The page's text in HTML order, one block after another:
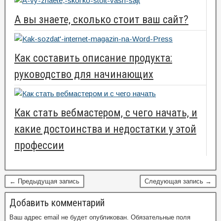
А вы знаете, сколько стоит ваш сайт?
Как составить описание продукта:
руководство для начинающих
Как стать вебмастером, с чего начать, и
какие достоинства и недостатки у этой
профессии
← Предыдущая запись Следующая запись →
Добавить комментарий
Ваш адрес email не будет опубликован. Обязательные поля